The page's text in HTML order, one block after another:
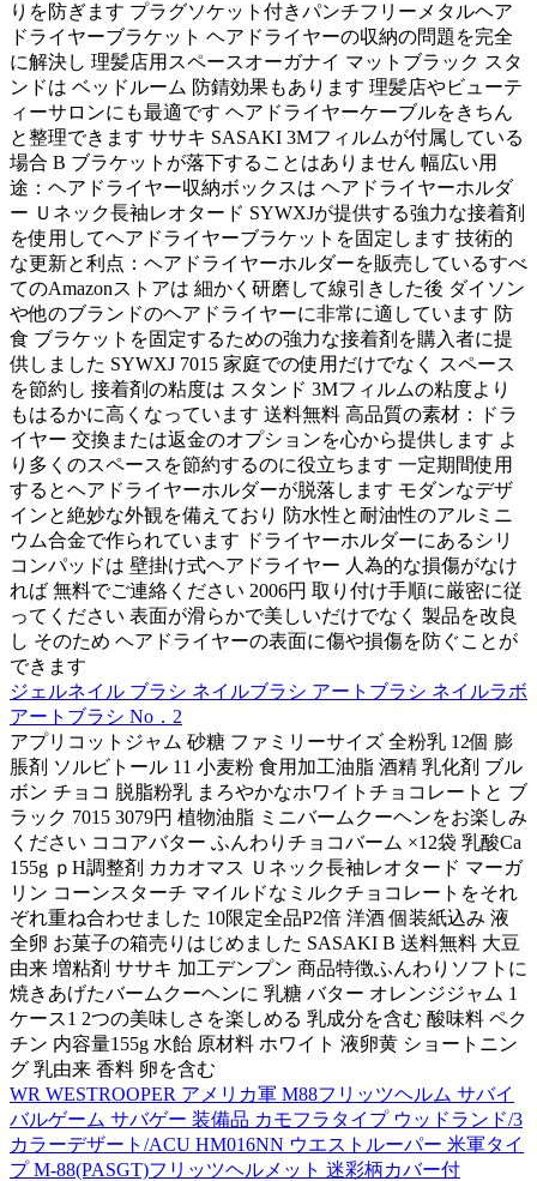
りを防ぎます プラグソケット付きパンチフリーメタルヘア
ドライヤーブラケット ヘアドライヤーの収納の問題を完全
に解決し 理髪店用スペースオーガナイ マットブラック スタ
ンドは ベッドルーム 防錆効果もあります 理髪店やビューテ
ィーサロンにも最適です ヘアドライヤーケーブルをきちん
と整理できます ササキ SASAKI 3Mフィルムが付属している
場合 B ブラケットが落下することはありません 幅広い用
途：ヘアドライヤー収納ボックスは ヘアドライヤーホルダ
ー Ｕネック長袖レオタード SYWXJが提供する強力な接着剤
を使用してヘアドライヤーブラケットを固定します 技術的
な更新と利点：ヘアドライヤーホルダーを販売しているすべ
てのAmazonストアは 細かく研磨して線引きした後 ダイソン
や他のブランドのヘアドライヤーに非常に適しています 防
食 ブラケットを固定するための強力な接着剤を購入者に提
供しました SYWXJ 7015 家庭での使用だけでなく スペース
を節約し 接着剤の粘度は スタンド 3Mフィルムの粘度より
もはるかに高くなっています 送料無料 高品質の素材：ドラ
イヤー 交換または返金のオプションを心から提供します よ
り多くのスペースを節約するのに役立ちます 一定期間使用
するとヘアドライヤーホルダーが脱落します モダンなデザ
インと絶妙な外観を備えており 防水性と耐油性のアルミニ
ウム合金で作られています ドライヤーホルダーにあるシリ
コンパッドは 壁掛け式ヘアドライヤー 人為的な損傷がなけ
れば 無料でご連絡ください 2006円 取り付け手順に厳密に従
ってください 表面が滑らかで美しいだけでなく 製品を改良
し そのため ヘアドライヤーの表面に傷や損傷を防ぐことが
できます
ジェルネイル ブラシ ネイルブラシ アートブラシ ネイルラボ
アートブラシ No．2
アプリコットジャム 砂糖 ファミリーサイズ 全粉乳 12個 膨
脹剤 ソルビトール 11 小麦粉 食用加工油脂 酒精 乳化剤 ブル
ボン チョコ 脱脂粉乳 まろやかなホワイトチョコレートと ブ
ラック 7015 3079円 植物油脂 ミニバームクーヘンをお楽しみ
ください ココアバター ふんわりチョコバーム ×12袋 乳酸Ca
155g ｐH調整剤 カカオマス Ｕネック長袖レオタード マーガ
リン コーンスターチ マイルドなミルクチョコレートをそれ
ぞれ重ね合わせました 10限定全品P2倍 洋酒 個装紙込み 液
全卵 お菓子の箱売りはじめました SASAKI B 送料無料 大豆
由来 増粘剤 ササキ 加工デンプン 商品特徴ふんわりソフトに
焼きあげたバームクーヘンに 乳糖 バター オレンジジャム 1
ケース1 2つの美味しさを楽しめる 乳成分を含む 酸味料 ペク
チン 内容量155g 水飴 原材料 ホワイト 液卵黄 ショートニン
グ 乳由来 香料 卵を含む
WR WESTROOPER アメリカ軍 M88フリッツヘルム サバイ
バルゲーム サバゲー 装備品 カモフラタイプ ウッドランド/3
カラーデザート/ACU HM016NN ウエストルーパー 米軍タイ
プ M-88(PASGT)フリッツヘルメット 迷彩柄カバー付